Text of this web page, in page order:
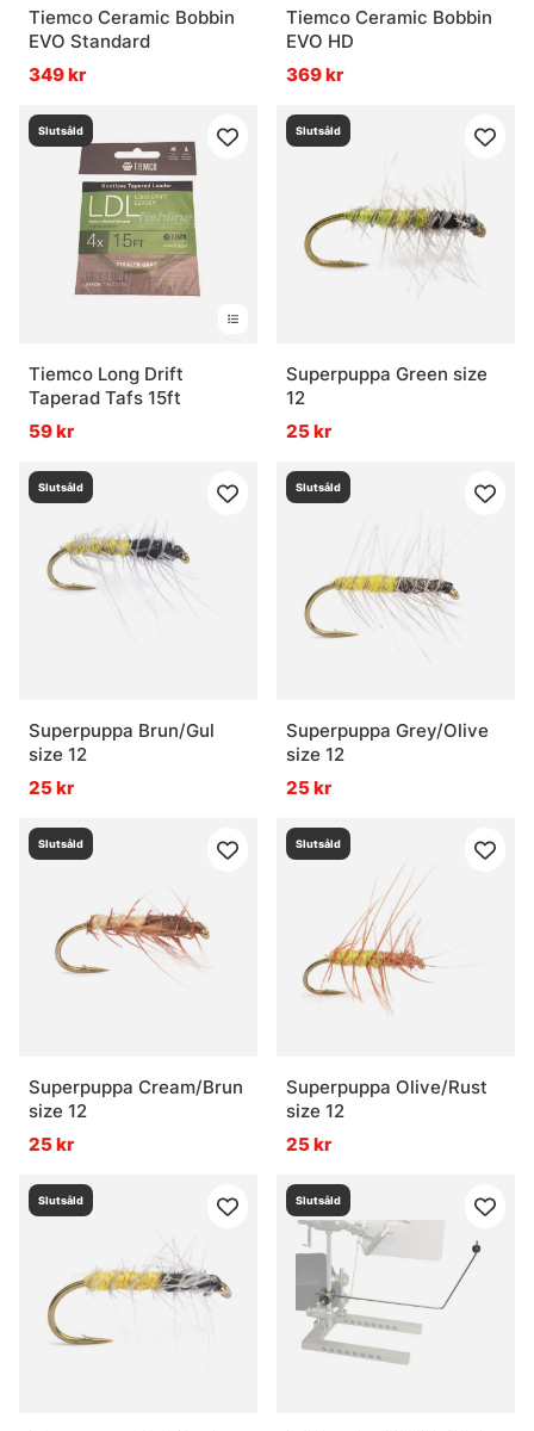
Vanliga frågor om flugfiske
Vad är flugfiske?
Vad är ett flugfiskeset?
Vad är flugbindningsmaterial?
Vad är vadarbyxor och varför används de?
Tiemco Ceramic Bobbin
EVO Standard
349 kr
Tiemco Ceramic Bobbin
EVO HD
369 kr
Slutsåld
Tiemco Long Drift
Taperad Tafs 15ft
59 kr
Slutsåld
Superpuppa Green size
12
25 kr
Slutsåld
Superpuppa Brun/Gul
size 12
25 kr
Slutsåld
Superpuppa Grey/Olive
size 12
25 kr
Slutsåld
Superpuppa Cream/Brun
size 12
25 kr
Slutsåld
Superpuppa Olive/Rust
size 12
25 kr
Slutsåld Slutsåld